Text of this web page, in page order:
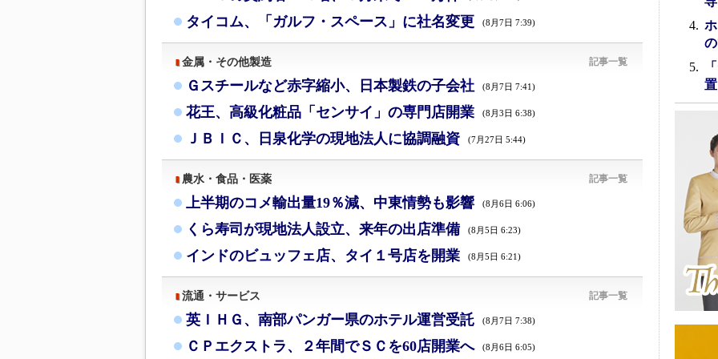
タイコム、「ガルフ・スペース」に社名変更 (8月7日 7:39)
金属・その他製造 記事一覧
Ｇスチールなど赤字縮小、日本製鉄の子会社 (8月7日 7:41)
花王、高級化粧品「センサイ」の専門店開業 (8月3日 6:38)
ＪＢＩＣ、日泉化学の現地法人に協調融資 (7月27日 5:44)
農水・食品・医薬 記事一覧
上半期のコメ輸出量19％減、中東情勢も影響 (8月6日 6:06)
くら寿司が現地法人設立、来年の出店準備 (8月5日 6:23)
インドのビュッフェ店、タイ１号店を開業 (8月5日 6:21)
流通・サービス 記事一覧
英ＩＨＧ、南部パンガー県のホテル運営受託 (8月7日 7:38)
ＣＰエクストラ、２年間でＳＣを60店開業へ (8月6日 6:05)